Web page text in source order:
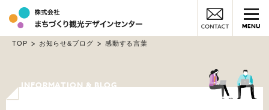
MENU
TOP お知らせ&ブログ 感動する言葉